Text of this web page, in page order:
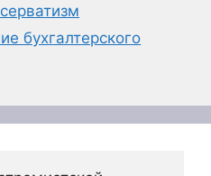
бухгалтерского